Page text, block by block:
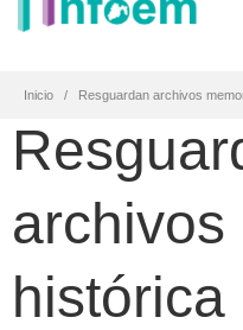
Inicio Resguardan archivos
archivos